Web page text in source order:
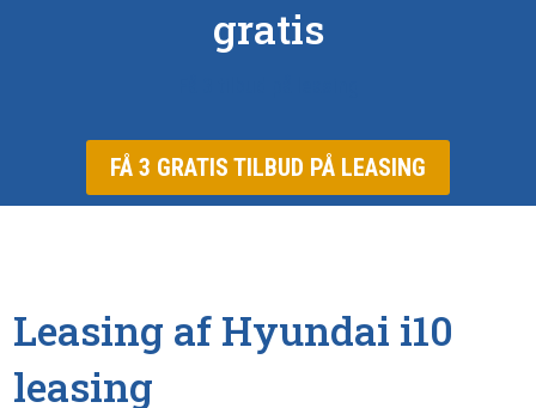
gratis
FÅ 3 GRATIS TILBUD PÅ LEASING
Leasing af Hyundai i10
leasing